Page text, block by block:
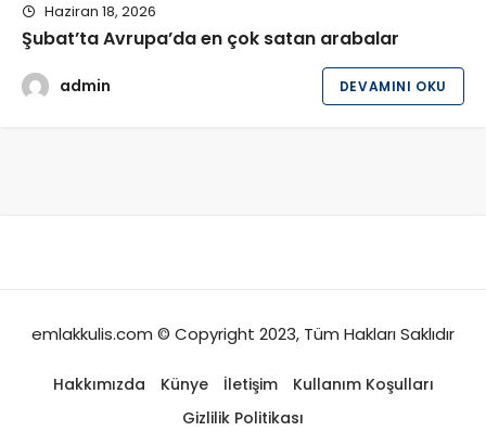
Haziran 18, 2026
Şubat’ta Avrupa’da en çok satan arabalar
admin DEVAMINI OKU
emlakkulis.com © Copyright 2023, Tüm Hakları Saklıdır
Hakkımızda Künye İletişim
Kullanım Koşulları
Gizlilik Politikası